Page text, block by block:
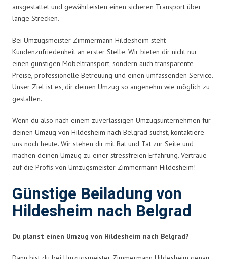
ausgestattet und gewährleisten einen sicheren Transport über
lange Strecken.
Bei Umzugsmeister Zimmermann Hildesheim steht
Kundenzufriedenheit an erster Stelle. Wir bieten dir nicht nur
einen günstigen Möbeltransport, sondern auch transparente
Preise, professionelle Betreuung und einen umfassenden Service.
Unser Ziel ist es, dir deinen Umzug so angenehm wie möglich zu
gestalten.
Wenn du also nach einem zuverlässigen Umzugsunternehmen für
deinen Umzug von Hildesheim nach Belgrad suchst, kontaktiere
uns noch heute. Wir stehen dir mit Rat und Tat zur Seite und
machen deinen Umzug zu einer stressfreien Erfahrung. Vertraue
auf die Profis von Umzugsmeister Zimmermann Hildesheim!
Günstige Beiladung von
Hildesheim nach Belgrad
Du planst einen Umzug von Hildesheim nach Belgrad?